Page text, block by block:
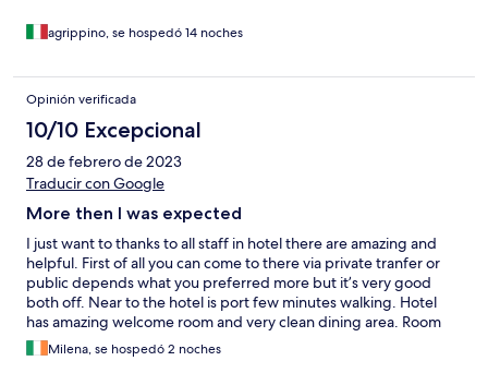
agrippino, se hospedó 14 noches
Opinión verificada
10/10 Excepcional
28 de febrero de 2023
Traducir con Google
More then I was expected
I just want to thanks to all staff in hotel there are amazing and
helpful. First of all you can come to there via private tranfer or
public depends what you preferred more but it’s very good
both off. Near to the hotel is port few minutes walking. Hotel
has amazing welcome room and very clean dining area. Room
are very clean with all cofeee tea water just no soap and gel(that
you need to take from home) . Beach is the best that I see there
Milena, se hospedó 2 noches